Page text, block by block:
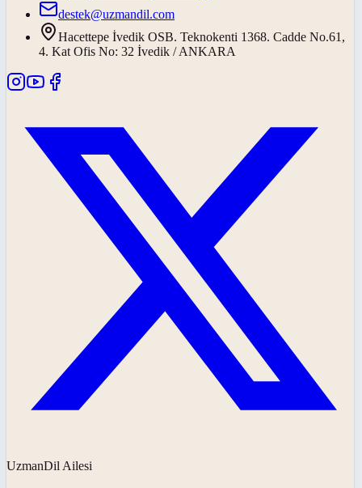
destek@uzmandil.com
Hacettepe İvedik OSB. Teknokenti 1368. Cadde No.61,
4. Kat Ofis No: 32 İvedik / ANKARA
UzmanDil Ailesi